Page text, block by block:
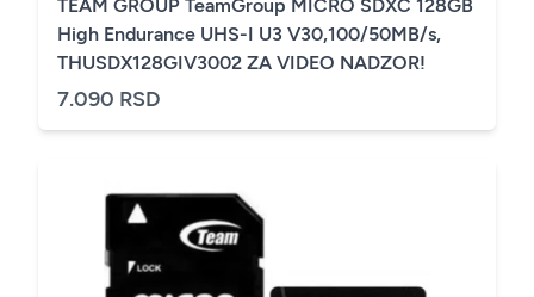
TEAM GROUP TeamGroup MICRO SDXC 128GB
High Endurance UHS-I U3 V30,100/50MB/s,
THUSDX128GIV3002 ZA VIDEO NADZOR!
7.090 RSD